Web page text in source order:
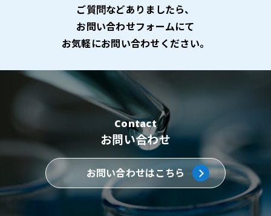
ご質問などありましたら、
お問い合わせフォームにて
お気軽にお問い合わせください。
Contact
お問い合わせ
お問い合わせはこちら